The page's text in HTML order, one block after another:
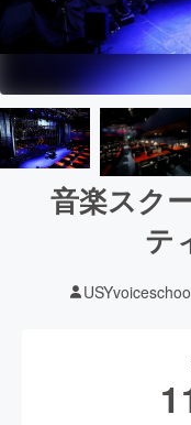
音楽スク
テ